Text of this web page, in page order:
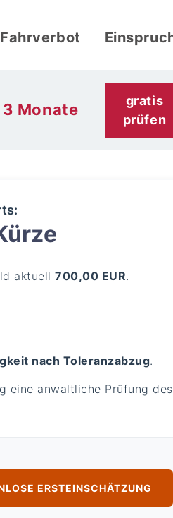
Fahrverbot
3 Monate
gratis
prüfen
aktuell700,00 EUR.
nach Toleranzabzug.
eine anwaltliche Prüfung des
ERSTEINSCHÄTZUNG